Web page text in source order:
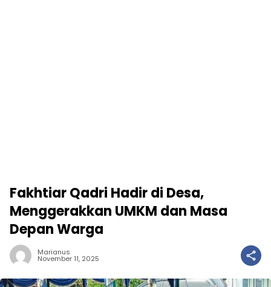
Fakhtiar Qadri Hadir di Desa,
Menggerakkan UMKM dan Masa
Depan Warga
Marianus
November 11, 2025